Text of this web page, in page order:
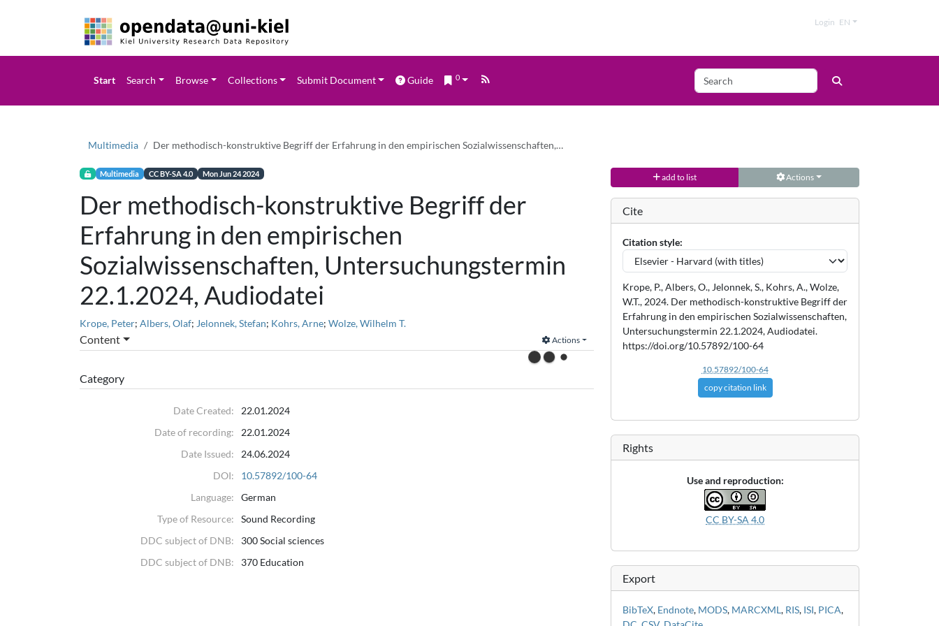
Login EN
Start Search Browse Collections Submit Document Guide 0
Multimedia Der methodisch-konstruktive Begriff der Erfahrung in den empirischen Sozialwissenschaften,…
Multimedia CC BY-SA 4.0 Mon Jun 24 2024
Der methodisch-konstruktive Begriff der
Erfahrung in den empirischen
Sozialwissenschaften, Untersuchungstermin
22.1.2024, Audiodatei
Krope, Peter; Albers, Olaf; Jelonnek, Stefan; Kohrs, Arne; Wolze, Wilhelm T.
Content Actions
Category
Date Created:
22.01.2024
Date of recording:
22.01.2024
Date Issued:
24.06.2024
DOI:
10.57892/100-64
Language:
German
Type of Resource:
Sound Recording
DDC subject of DNB:
300 Social sciences
DDC subject of DNB:
370 Education
add to list Actions
Cite
Citation style:
Krope, P., Albers, O., Jelonnek, S., Kohrs, A., Wolze,
W.T., 2024. Der methodisch-konstruktive Begriff der
Erfahrung in den empirischen Sozialwissenschaften,
Untersuchungstermin 22.1.2024, Audiodatei.
https://doi.org/10.57892/100-64
10.57892/100-64
copy citation link
Rights
Use and reproduction:
CC BY-SA 4.0
Export
BibTeX, Endnote, MODS, MARCXML, RIS, ISI, PICA,